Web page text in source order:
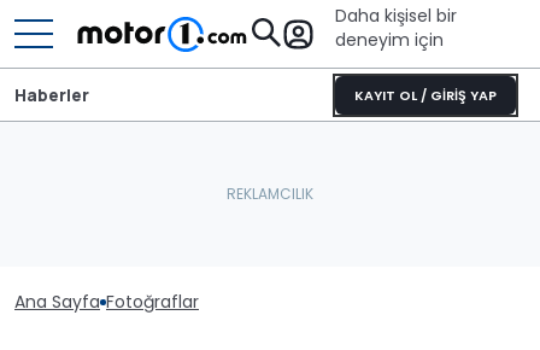
Daha kişisel bir
deneyim için
KAYIT OL / GİRİŞ YAP
Haberler
Ana Sayfa Fotoğraflar